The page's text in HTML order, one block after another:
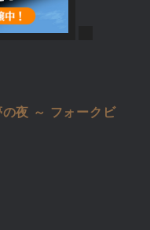
夜 ～ フォークビ